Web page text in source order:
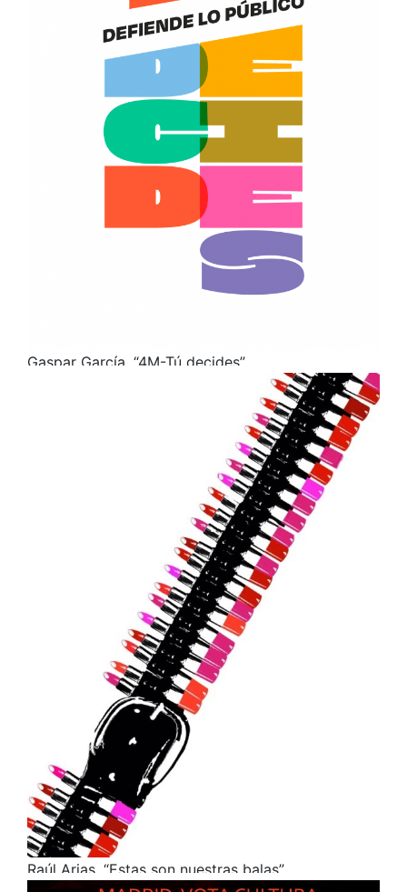
Gaspar García. “4M-Tú decides”
Raúl Arias. “Estas son nuestras balas”